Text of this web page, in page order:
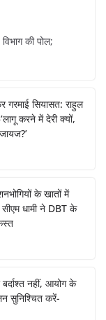
की पोल;
गरमाई सियासत: राहुल
करने में देरी क्यों,
के खातों में
धामी ने DBT के
बर्दाश्त नहीं, आयोग के
सुनिश्चित करें-